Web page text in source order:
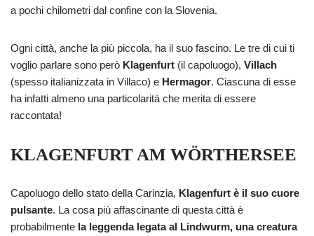
a pochi chilometri dal confine con la Slovenia.
Ogni città, anche la più piccola, ha il suo fascino. Le tre di cui ti
voglio parlare sono però Klagenfurt (il capoluogo), Villach
(spesso italianizzata in Villaco) e Hermagor. Ciascuna di esse
ha infatti almeno una particolarità che merita di essere
raccontata!
KLAGENFURT AM WÖRTHERSEE
Capoluogo dello stato della Carinzia, Klagenfurt è il suo cuore
pulsante. La cosa più affascinante di questa città è
probabilmente la leggenda legata al Lindwurm, una creatura